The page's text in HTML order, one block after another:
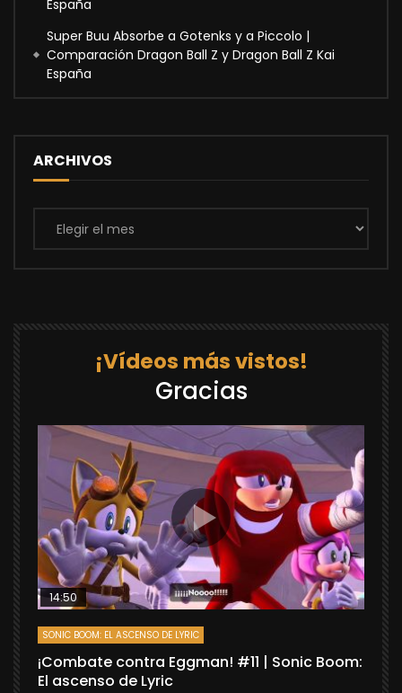
España
Super Buu Absorbe a Gotenks y a Piccolo |
Comparación Dragon Ball Z y Dragon Ball Z Kai
España
ARCHIVOS
Archivos
¡Vídeos más vistos!
Gracias
14:50
SONIC BOOM: EL ASCENSO DE LYRIC
¡Combate contra Eggman! #11 | Sonic Boom:
El ascenso de Lyric